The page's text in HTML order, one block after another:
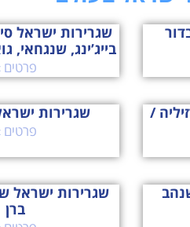
שגרירות ישראל
בייג’ינג, שנגחאי,
פרטים
/
שגרירות
פרטים
שגרירות ישראל
ברן